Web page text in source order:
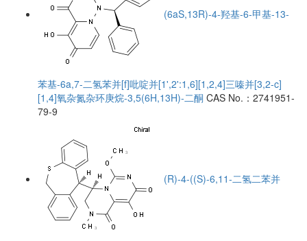
(6aS,13R)-4-羟基-6-甲基-13-
苯基-6a,7-二氢苯并[f]吡啶并[1',2':1,6][1,2,4]三嗪并[3,2-c]
[1,4]氧杂氮杂环庚烷-3,5(6H,13H)-二酮 CAS No.：2741951-
79-9
(R)-4-((S)-6,11-二氢二苯并